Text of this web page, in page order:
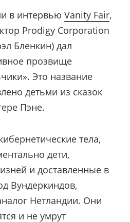
в интервью Vanity Fair,
Prodigy Corporation
Бленкин) дал
прозвище
Это название
детьми из сказок
Пэне.
тела,
дети,
и доставленные в
Вундеркиндов,
Нетландии. Они
и не умрут